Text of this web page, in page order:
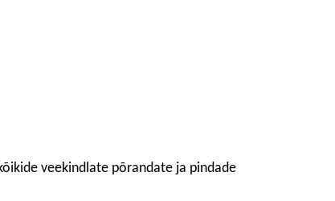
veekindlate põrandate ja pindade